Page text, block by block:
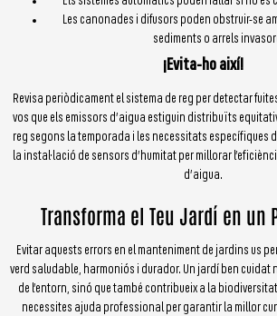
Les canonades i difusors poden obstruir-se
sediments o arrels
¡Evita-ho així!
Revisa periòdicament el sistema de reg per detectar
vos que els emissors d’aigua estiguin distribuïts
reg segons la temporada i les necessitats específiques
la instal·lació de sensors d’humitat per millorar
d’aigua.
Transforma el Teu Jardí en un
Evitar aquests errors en el manteniment de jardins us
verd saludable, harmoniós i durador. Un jardí ben cuidat
de l’entorn, sinó que també contribueix a la
necessites ajuda professional per garantir la millor